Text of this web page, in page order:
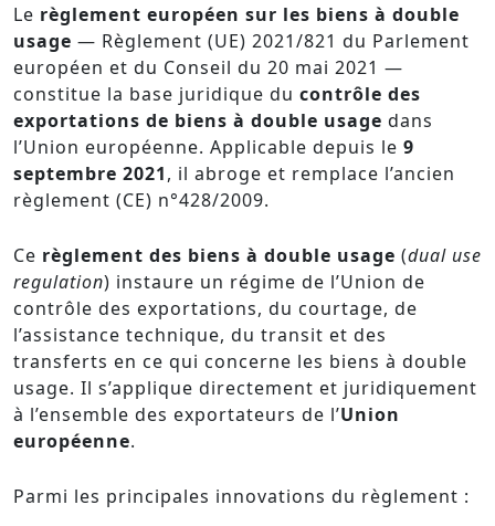
Le règlement européen sur les biens à double
usage — Règlement (UE) 2021/821 du Parlement
européen et du Conseil du 20 mai 2021 —
constitue la base juridique du contrôle des
exportations de biens à double usage dans
l’Union européenne. Applicable depuis le 9
septembre 2021, il abroge et remplace l’ancien
règlement (CE) n°428/2009.
Ce règlement des biens à double usage (dual use
regulation) instaure un régime de l’Union de
contrôle des exportations, du courtage, de
l’assistance technique, du transit et des
transferts en ce qui concerne les biens à double
usage. Il s’applique directement et juridiquement
à l’ensemble des exportateurs de l’Union
européenne.
Parmi les principales innovations du règlement :